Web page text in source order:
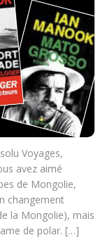
Voyages,
avez aimé
de Mongolie,
changement
la Mongolie), mais
de polar. […]